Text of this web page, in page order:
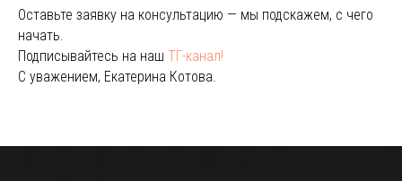
Оставьте заявку на консультацию — мы подскажем, с чего
начать.
Подписывайтесь на наш ТГ-канал!
С уважением, Екатерина Котова.